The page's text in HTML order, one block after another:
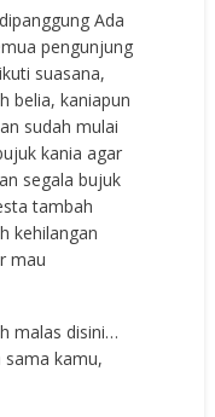
Ada
pengunjung
suasana,
belia, kaniapun
sudah mulai
kania agar
segala bujuk
tambah
kehilangan
mau
malas disini…
kamu,